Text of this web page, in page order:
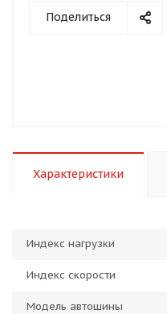
Поделиться
Характеристики
Индекс нагрузки
Индекс скорости
Модель автошины